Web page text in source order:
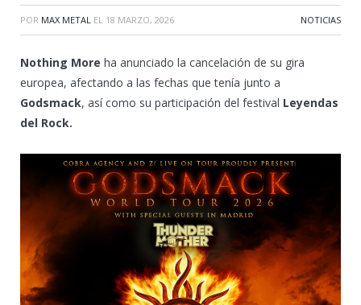
POR MAX METAL EL 18 MARZO, 2026 NOTICIAS
Nothing More ha anunciado la cancelación de su gira
europea, afectando a las fechas que tenía junto a
Godsmack, así como su participación del festival Leyendas
del Rock.